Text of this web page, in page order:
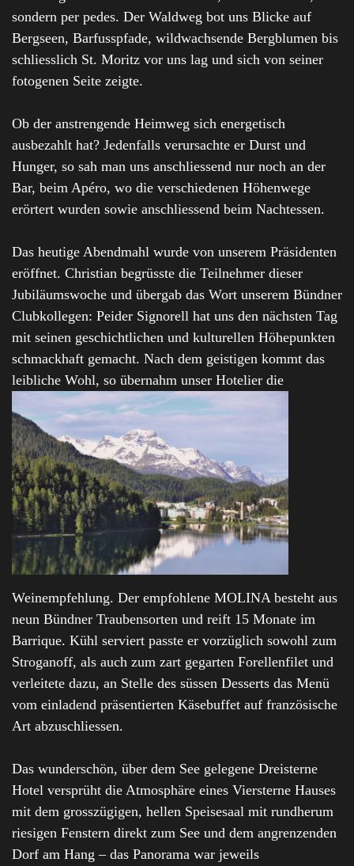
sondern per pedes. Der Waldweg bot uns Blicke auf
Bergseen, Barfusspfade, wildwachsende Bergblumen bis
schliesslich St. Moritz vor uns lag und sich von seiner
fotogenen Seite zeigte.
Ob der anstrengende Heimweg sich energetisch
ausbezahlt hat? Jedenfalls verursachte er Durst und
Hunger, so sah man uns anschliessend nur noch an der
Bar, beim Apéro, wo die verschiedenen Höhenwege
erörtert wurden sowie anschliessend beim Nachtessen.
Das heutige Abendmahl wurde von unserem Präsidenten
eröffnet. Christian begrüsste die Teilnehmer dieser
Jubiläumswoche und übergab das Wort unserem Bündner
Clubkollegen: Peider Signorell hat uns den nächsten Tag
mit seinen geschichtlichen und kulturellen Höhepunkten
schmackhaft gemacht. Nach dem geistigen kommt das
leibliche Wohl, so übernahm unser Hotelier die
Weinempfehlung. Der empfohlene MOLINA besteht aus
neun Bündner Traubensorten und reift 15 Monate im
Barrique. Kühl serviert passte er vorzüglich sowohl zum
Stroganoff, als auch zum zart gegarten Forellenfilet und
verleitete dazu, an Stelle des süssen Desserts das Menü
vom einladend präsentierten Käsebuffet auf französische
Art abzuschliessen.
Das wunderschön, über dem See gelegene Dreisterne
Hotel versprüht die Atmosphäre eines Viersterne Hauses
mit dem grosszügigen, hellen Speisesaal mit rundherum
riesigen Fenstern direkt zum See und dem angrenzenden
Dorf am Hang – das Panorama war jeweils